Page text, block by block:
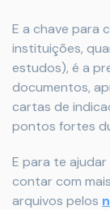
E a chave para
instituições,
estudos), é a
documentos,
cartas de
pontos fortes
E para te
contar com
arquivos pelos